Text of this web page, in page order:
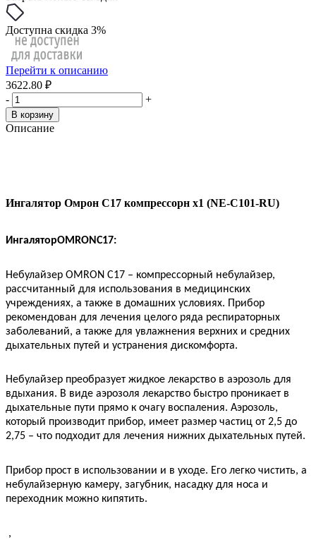
Доступна скидка 3%
Перейти к описанию
3622.80 ₽
-
+
В корзину
Описание
Ингалятор Омрон С17 компрессорн x1 (NE-C101-RU)
ИнгаляторOMRONС17:
Небулайзер OMRON C17 – компрессорный небулайзер,
рассчитанный для использования в медицинских
учреждениях, а также в домашних условиях. Прибор
рекомендован для лечения целого ряда респираторных
заболеваний, а также для увлажнения верхних и средних
дыхательных путей и устранения дискомфорта.
Небулайзер преобразует жидкое лекарство в аэрозоль для
вдыхания. В виде аэрозоля лекарство быстро проникает в
дыхательные пути прямо к очагу воспаления. Аэрозоль,
который производит прибор, имеет размер частиц от 2,5 до
2,75 – что подходит для лечения нижних дыхательных путей.
Прибор прост в использовании и в уходе. Его легко чистить, а
небулайзерную камеру, загубник, насадку для носа и
переходник можно кипятить.
,